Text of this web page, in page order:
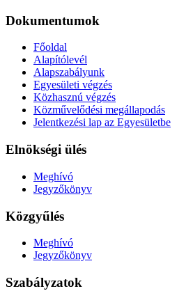
Dokumentumok
Főoldal
Alapítólevél
Alapszabályunk
Egyesületi végzés
Közhasznú végzés
Közművelődési megállapodás
Jelentkezési lap az Egyesületbe
Elnökségi ülés
Meghívó
Jegyzőkönyv
Közgyűlés
Meghívó
Jegyzőkönyv
Szabályzatok